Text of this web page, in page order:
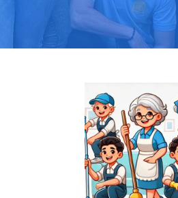
Más de 1000 clientes
⭐⭐⭐⭐⭐